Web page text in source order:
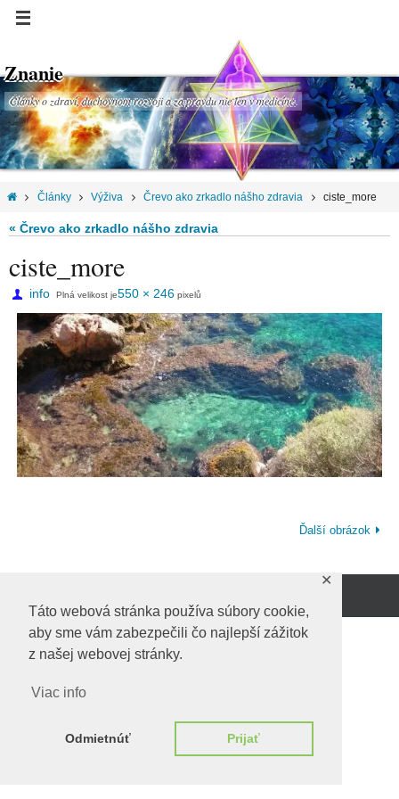
Táto webová stránka používa súbory cookie,
aby sme vám zabezpečili čo najlepší zážitok
z našej webovej stránky.
Viac info
Odmietnúť Prijať
✕
Znanie
Články o zdraví, duchovnom rozvoji a za pravdu nie len v medicíne.
Články Výživa Črevo ako zrkadlo nášho zdravia ciste_more
« Črevo ako zrkadlo nášho zdravia
ciste_more
info Plná velikost je550 × 246 pixelů
Ďalší obrázok
Beží naWordPress.